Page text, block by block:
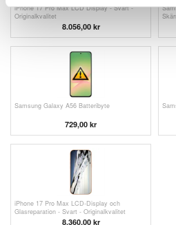
iPhone 17 Pro Max LCD Display - Svart -
Originalkvalitet
8.056,00kr
Samsung Galaxy A56 Batteribyte
729,00 kr
iPhone 17 Pro Max LCD-Display och
Glasreparation - Svart - Originalkvalitet
8.360,00kr